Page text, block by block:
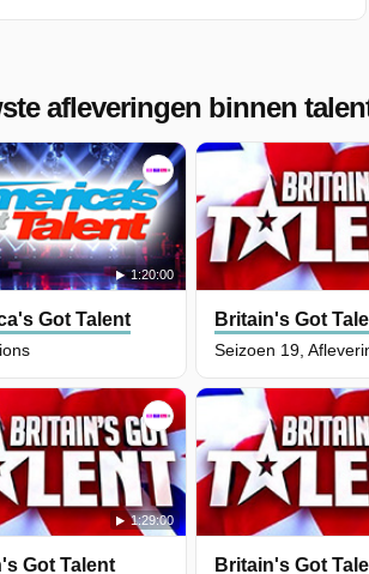
afleveringen binnen
1:20:00
Got Talent Britain's Got
Seizoen 19,
1:29:00
Got Talent Britain's Got